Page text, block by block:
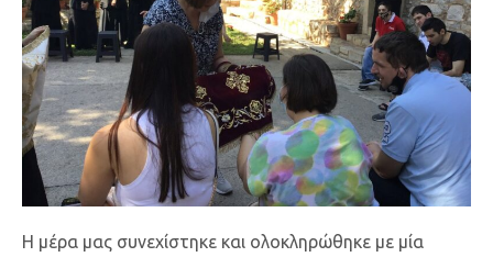
Η μέρα μας συνεχίστηκε και ολοκληρώθηκε με μία